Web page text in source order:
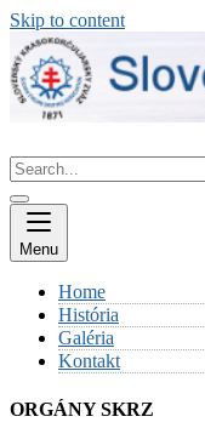
Skip to content
Menu
Home
História
Galéria
Kontakt
ORGÁNY SKRZ